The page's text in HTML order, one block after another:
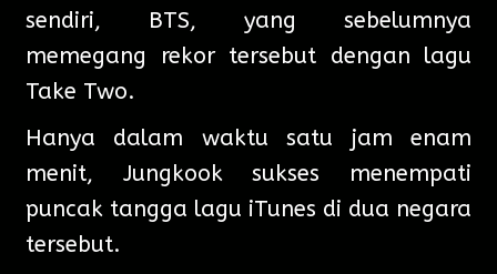
sendiri, BTS, yang sebelumnya
memegang rekor tersebut dengan lagu
Take Two.
Hanya dalam waktu satu jam enam
menit, Jungkook sukses menempati
puncak tangga lagu iTunes di dua negara
tersebut.